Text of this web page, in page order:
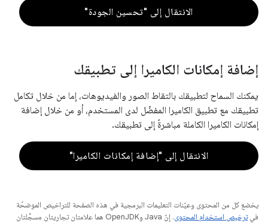
الانتقال إلى "تحسين الجودة"
إضافة إمكانات الكاميرا إلى تطبيقك
يمكنك السماح لتطبيقك بالتقاط الصور والفيديوهات، إما من خلال تكامل
تطبيقك مع تطبيق الكاميرا المفضّل لدى المستخدم، أو من خلال إضافة
إمكانات الكاميرا الكاملة مباشرةً إلى تطبيقك.
الانتقال إلى "إضافة إمكانات الكاميرا"
يخضع كل من المحتوى وعيّنات التعليمات البرمجية في هذه الصفحة للتراخيص الموضحّة
فيترخيص استخدام المحتوى
. إنّ Java وOpenJDK هما علامتان تجاريتان مسجَّلتان